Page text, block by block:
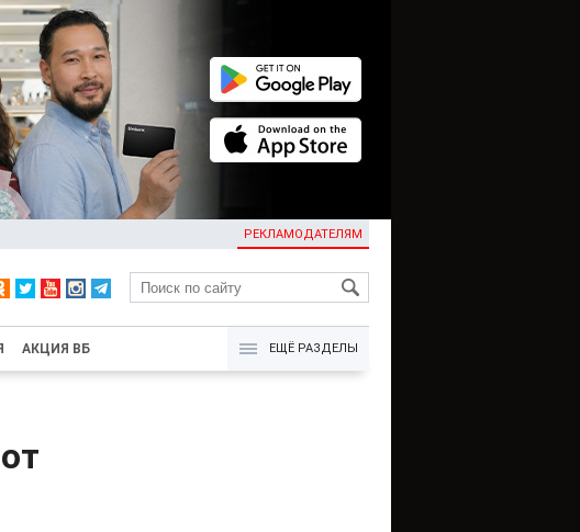
РЕКЛАМОДАТЕЛЯМ
KG
АКЦИЯ ВБ ЕЩЁ РАЗДЕЛЫ